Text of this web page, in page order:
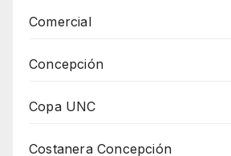
Comercial
Concepción
Copa UNC
Costanera Concepción